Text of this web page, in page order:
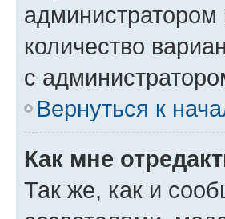
количество
с
Вернуться к
Как мне
Так же, как и